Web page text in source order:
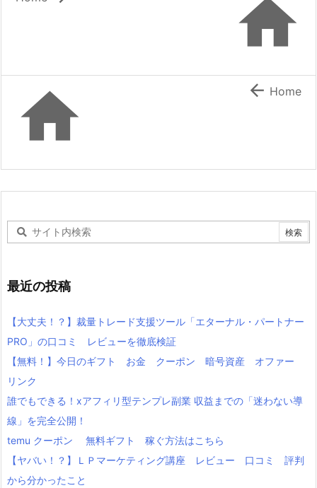

  Home
最近の投稿
【大丈夫！？】裁量トレード支援ツール「エターナル・パートナー
PRO」の口コミ レビューを徹底検証
【無料！】今日のギフト お金 クーポン 暗号資産 オファー
リンク
誰でもできる！xアフィリ型テンプレ副業 収益までの「迷わない導
線」を完全公開！
temu クーポン 無料ギフト 稼ぐ方法はこちら
【ヤバい！？】ＬＰマーケティング講座 レビュー 口コミ 評判
から分かったこと